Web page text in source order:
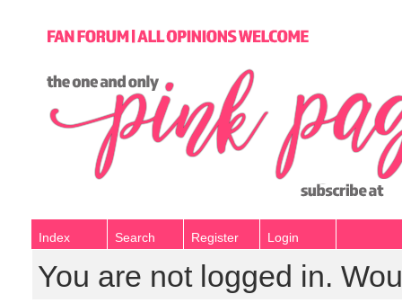
Index Search Register Login
You are not logged in.